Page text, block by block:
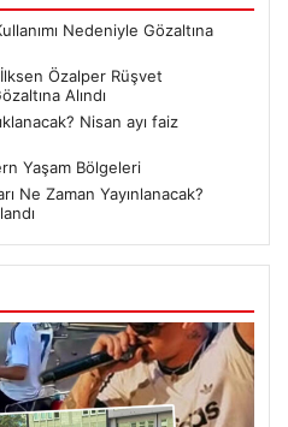
Nedeniyle Gözaltına
Özalper Rüşvet
Alındı
Nisan ayı faiz
Yaşam Bölgeleri
Ne Zaman Yayınlanacak?